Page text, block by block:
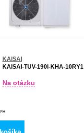
KAISAI
KAISAI-TUV-190l-KHA-10RY1
Na otázku